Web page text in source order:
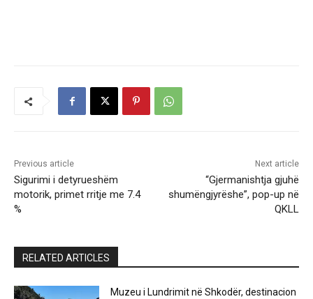
Previous article
Sigurimi i detyrueshëm
motorik, primet rritje me 7.4
%
Next article
“Gjermanishtja gjuhë
shumëngjyrëshe”, pop-up në
QKLL
RELATED ARTICLES
Muzeu i Lundrimit në Shkodër, destinacion